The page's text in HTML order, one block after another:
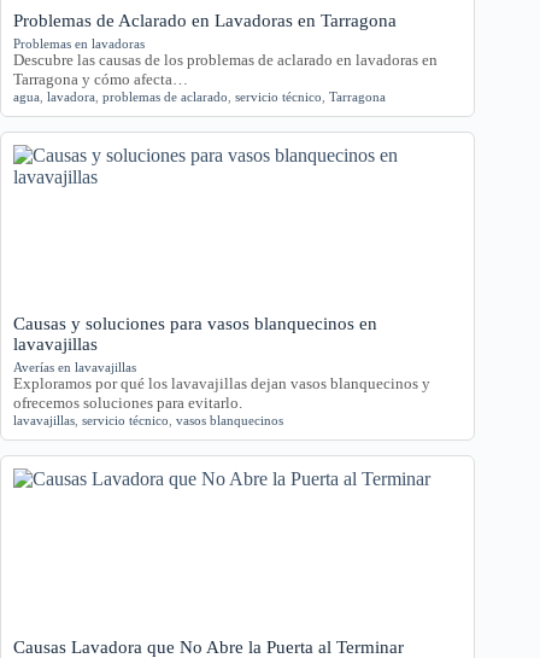
Problemas de Aclarado en Lavadoras en Tarragona
Problemas en lavadoras
Descubre las causas de los problemas de aclarado en lavadoras en
Tarragona y cómo afecta…
agua lavadora problemas de aclarado servicio técnico Tarragona
Causas y soluciones para vasos blanquecinos en
lavavajillas
Averías en lavavajillas
Exploramos por qué los lavavajillas dejan vasos blanquecinos y
ofrecemos soluciones para evitarlo.
lavavajillas servicio técnico vasos blanquecinos
Causas Lavadora que No Abre la Puerta al Terminar